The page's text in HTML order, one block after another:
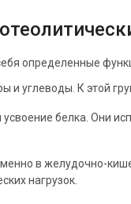
определенные
К этой
белка. Они
в желудочно-
нагрузок.